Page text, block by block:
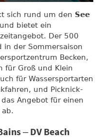
sich rund um den See
und bietet ein
Der 500
in der Sommersaison
Becken,
für Groß und Klein
für Wassersportarten
und Picknick-
Angebot für einen
ab.
– DV Beach